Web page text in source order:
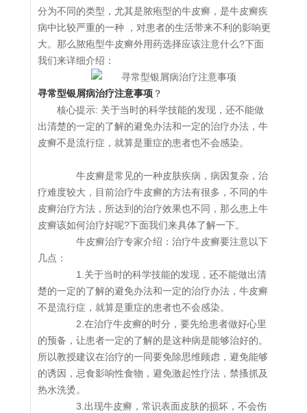
分为不同的类型，尤其是脓疱型的牛皮癣，是牛皮癣疾
病中比较严重的一种 ，对患者的生活带来不利的影响更
大。那么脓疱型牛皮癣外用药选择应该注意什么?下面
我们来详细介绍：
寻常型银屑病治疗注意事项 ？
核心提示: 关于当时的科学技能的发现，还不能做
出清楚的一定的了解的避免办法和一定的治疗办法，牛
皮癣不是流行症，就算是重症的患者也不会感染。
牛皮癣是常见的一种皮肤疾病，病因复杂，治
疗难度较大，目前治疗牛皮癣的方法有很多，不同的牛
皮癣治疗方法，所达到的治疗效果也不同，那么患上牛
皮癣该如何治疗好呢?下面我们来具体了解一下。
牛皮癣治疗专家介绍：治疗牛皮癣要注意以下
几点：
1.关于当时的科学技能的发现，还不能做出清
楚的一定的了解的避免办法和一定的治疗办法，牛皮癣
不是流行症，就算是重症的患者也不会感染。
2.在治疗牛皮癣的时分，要先给患者做好心里
的预备，让患者一定的了解的是这种病是能够治好的。
所以教授建议在治疗的一同要免除思维顾虑，避免能够
的诱因，忌食影响性食物，避免激起性疗法，禁搔抓及
热水洗烫。
3.出现牛皮癣，常识表面皮肤的损坏，不会伤